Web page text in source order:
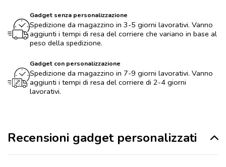
Gadget senza personalizzazione
Spedizione da magazzino in 3-5 giorni lavorativi. Vanno
aggiunti i tempi di resa del corriere che variano in base al
peso della spedizione.
Gadget con personalizzazione
Spedizione da magazzino in 7-9 giorni lavorativi. Vanno
aggiunti i tempi di resa del corriere di 2-4 giorni
lavorativi.
Recensioni gadget personalizzati